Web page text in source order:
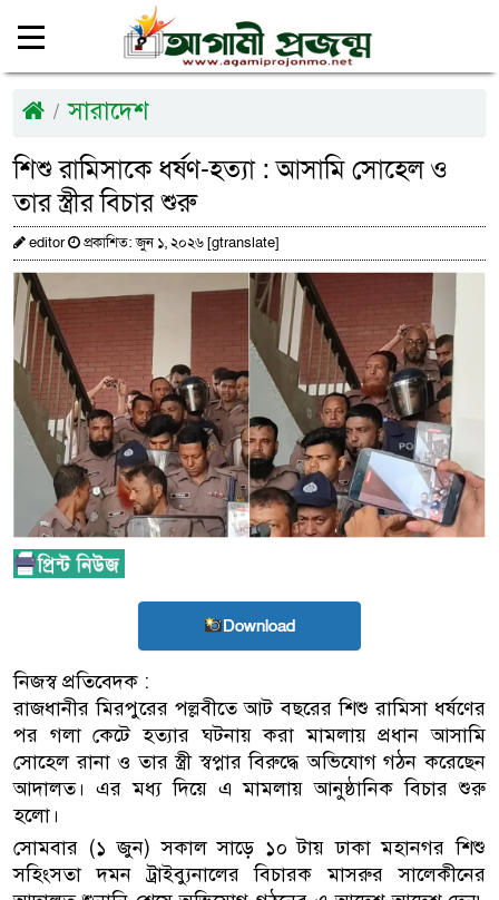
সারাদেশ
শিশু রামিসাকে ধর্ষণ-হত্যা : আসামি সোহেল ও
তার স্ত্রীর বিচার শুরু
editor প্রকাশিত: জুন ১, ২০২৬ [gtranslate]
Download
নিজস্ব প্রতিবেদক :
রাজধানীর মিরপুরের পল্লবীতে আট বছরের শিশু রামিসা ধর্ষণের
পর গলা কেটে হত্যার ঘটনায় করা মামলায় প্রধান আসামি
সোহেল রানা ও তার স্ত্রী স্বপ্নার বিরুদ্ধে অভিযোগ গঠন করেছেন
আদালত। এর মধ্য দিয়ে এ মামলায় আনুষ্ঠানিক বিচার শুরু
হলো।
সোমবার (১ জুন) সকাল সাড়ে ১০ টায় ঢাকা মহানগর শিশু
সহিংসতা দমন ট্রাইব্যুনালের বিচারক মাসরুর সালেকীনের